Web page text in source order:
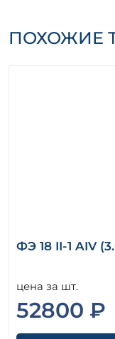
ПОХОЖИЕ
ФЭ 18 II-1 AIV
цена за шт.
52800 ₽